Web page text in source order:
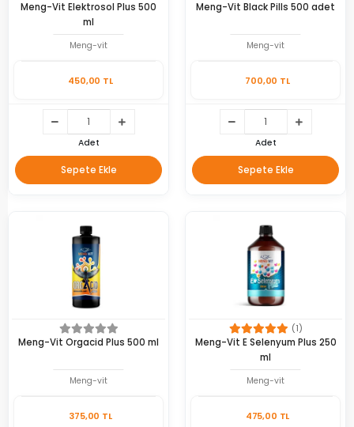
Meng-Vit Elektrosol Plus 500
ml
Meng-vit
450,00 TL
Adet
Sepete Ekle
Meng-Vit Black Pills 500 adet
Meng-vit
700,00 TL
Adet
Sepete Ekle
Meng-Vit Orgacid Plus 500 ml
Meng-vit
375,00 TL
(1)
Meng-Vit E Selenyum Plus 250
ml
Meng-vit
475,00 TL